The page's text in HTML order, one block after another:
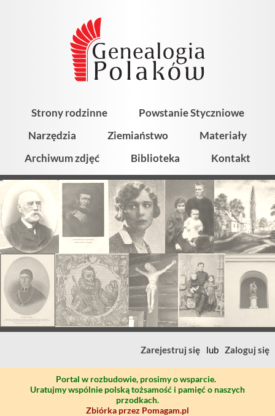
Strony rodzinne
Powstanie Styczniowe
Narzędzia
Ziemiaństwo
Materiały
Archiwum zdjęć
Biblioteka Kontakt
Zarejestruj się lub Zaloguj się
Portal w rozbudowie, prosimy o wsparcie.
Uratujmy wspólnie polską tożsamość i pamięć o naszych
przodkach.
Zbiórka przez Pomagam.pl